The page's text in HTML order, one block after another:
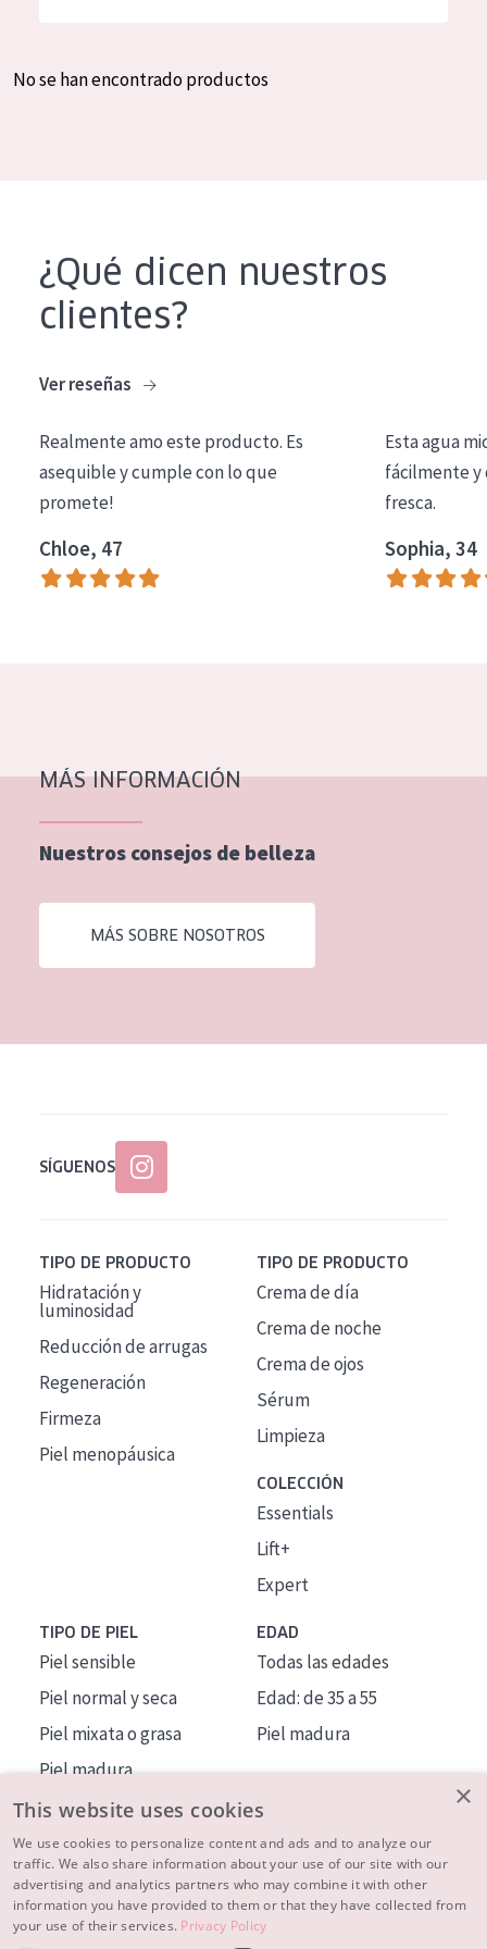
Crema de día
Crema de noche
Limpieza
COLECCIÓN
Essentials
Lift+
Piel normal y seca
Piel mixata o grasa
Piel madura
Piel expuesta al sol
Piel menopáusica
Todas las edades
Spanish
No se han encontrado productos
¿Qué dicen nuestros
clientes?
Ver reseñas
Realmente amo este producto. Es
asequible y cumple con lo que
promete!
Chloe, 47
Esta agua
fácilmente y
fresca.
Sophia, 34
MÁS INFORMACIÓN
Nuestros consejos de belleza
MÁS SOBRE NOSOTROS
SÍGUENOS
TIPO DE PRODUCTO
Hidratación y
luminosidad
Reducción de arrugas
Regeneración
Firmeza
Piel menopáusica
TIPO DE PRODUCTO
Crema de día
Crema de noche
Crema de ojos
Sérum
Limpieza
COLECCIÓN
Essentials
Lift+
Expert
TIPO DE PIEL
Piel sensible
Piel normal y seca
Piel mixata o grasa
Piel madura
Piel expuesta al sol
Piel menopáusica
EDAD
Todas las edades
Edad: de 35 a 55
Piel madura
MÁS SOBRE NOSOTROS
INSPIRACIÓN
×
This website uses cookies
We use cookies to personalize content and ads and to analyze our
traffic. We also share information about your use of our site with our
advertising and analytics partners who may combine it with other
information you have provided to them or that they have collected from
your use of their services. Privacy Policy